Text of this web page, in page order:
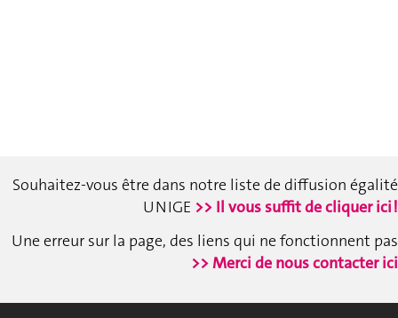
Souhaitez-vous être dans notre liste de diffusion égalité
UNIGE >> Il vous suffit de cliquer ici !
Une erreur sur la page, des liens qui ne fonctionnent pas
>> Merci de nous contacter ici